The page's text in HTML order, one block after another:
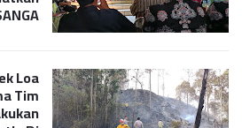
Loa
Tim